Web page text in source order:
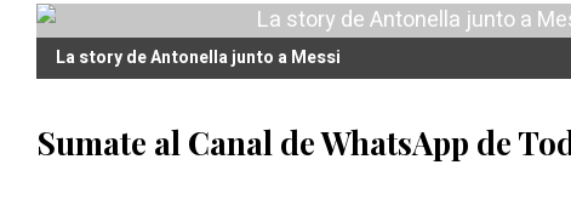
La story de Antonella junto a Messi
Sumate al Canal de WhatsApp de